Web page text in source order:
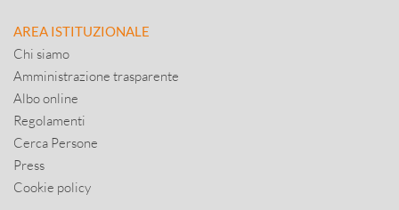
AREA ISTITUZIONALE
Chi siamo
Amministrazione trasparente
Albo online
Regolamenti
Cerca Persone
Press
Cookie policy